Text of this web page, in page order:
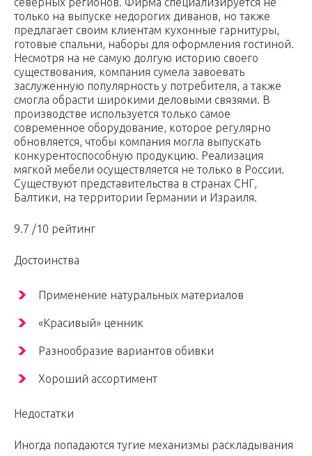
только на выпуске недорогих диванов, но также
предлагает своим клиентам кухонные гарнитуры,
готовые спальни, наборы для оформления гостиной.
Несмотря на не самую долгую историю своего
существования, компания сумела завоевать
заслуженную популярность у потребителя, а также
смогла обрасти широкими деловыми связями. В
производстве используется только самое
современное оборудование, которое регулярно
обновляется, чтобы компания могла выпускать
конкурентоспособную продукцию. Реализация
мягкой мебели осуществляется не только в России.
Существуют представительства в странах СНГ,
Балтики, на территории Германии и Израиля.
9.7 /10 рейтинг
Достоинства
Применение натуральных материалов
«Красивый» ценник
Разнообразие вариантов обивки
Хороший ассортимент
Недостатки
Иногда попадаются тугие механизмы раскладывания